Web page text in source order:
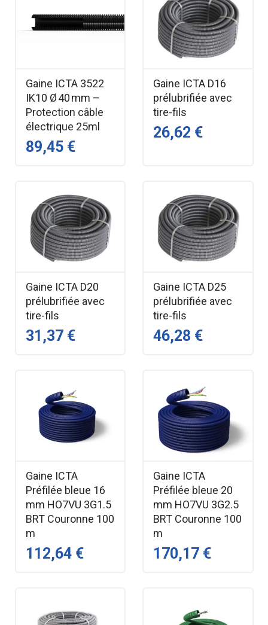
Gaine ICTA 3522
IK10 Ø 40 mm –
Protection câble
électrique 25ml
89,45 €
Gaine ICTA D16
prélubrifiée avec
tire-fils
26,62 €
Gaine ICTA D20
prélubrifiée avec
tire-fils
31,37 €
Gaine ICTA D25
prélubrifiée avec
tire-fils
46,28 €
Gaine ICTA
Préfilée bleue 16
mm HO7VU 3G1.5
BRT Couronne 100
m
112,64 €
Gaine ICTA
Préfilée bleue 20
mm HO7VU 3G2.5
BRT Couronne 100
m
170,17 €